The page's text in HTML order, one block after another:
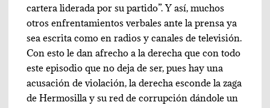
cartera liderada por su partido”. Y así, muchos
otros enfrentamientos verbales ante la prensa ya
sea escrita como en radios y canales de televisión.
Con esto le dan afrecho a la derecha que con todo
este episodio que no deja de ser, pues hay una
acusación de violación, la derecha esconde la zaga
de Hermosilla y su red de corrupción dándole un